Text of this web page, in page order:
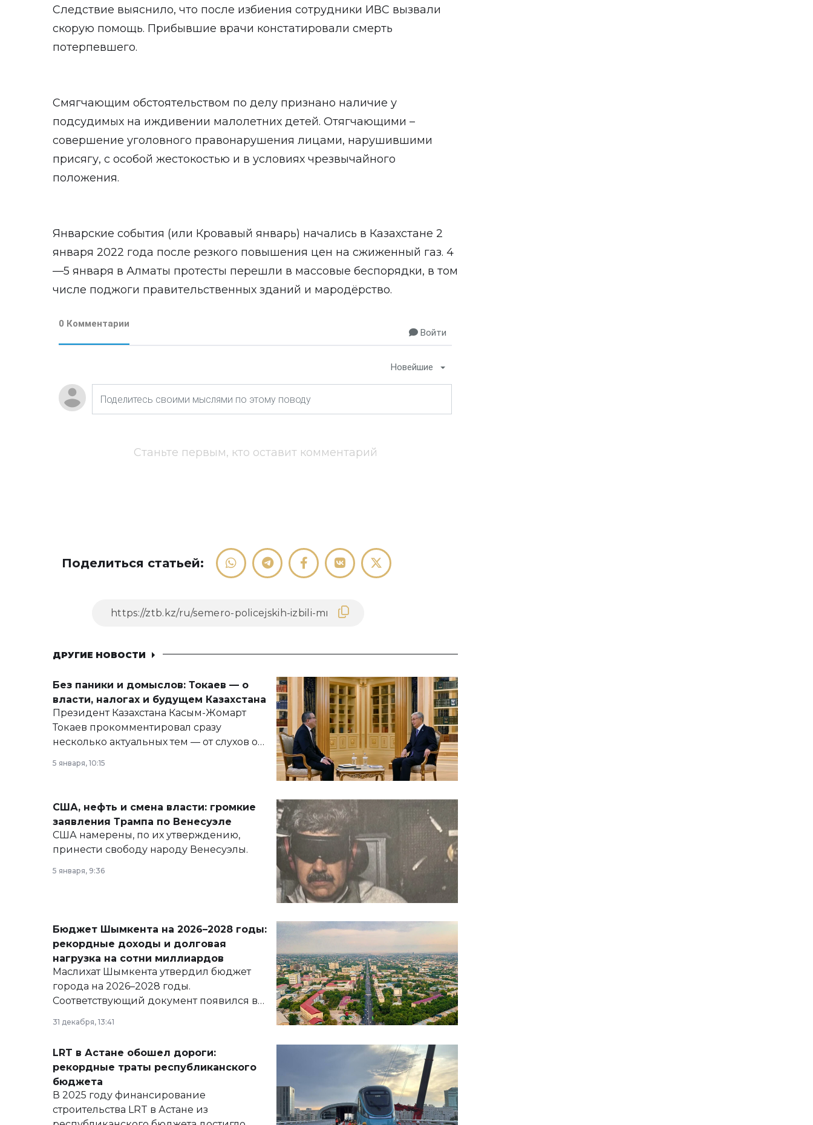
Следствие выяснило, что после избиения сотрудники ИВС вызвали
скорую помощь. Прибывшие врачи констатировали смерть
потерпевшего.
Смягчающим обстоятельством по делу признано наличие у
подсудимых на иждивении малолетних детей. Отягчающими –
совершение уголовного правонарушения лицами, нарушившими
присягу, с особой жестокостью и в условиях чрезвычайного
положения.
Январские события (или Кровавый январь) начались в Казахстане 2
января 2022 года после резкого повышения цен на сжиженный газ. 4
—5 января в Алматы протесты перешли в массовые беспорядки, в том
числе поджоги правительственных зданий и мародёрство.
0 Комментарии
Войти
Новейшие
Станьте первым, кто оставит комментарий
Поделиться статьей:
ДРУГИЕ НОВОСТИ
Без паники и домыслов: Токаев — о
власти, налогах и будущем Казахстана
Президент Казахстана Касым-Жомарт
Токаев прокомментировал сразу
несколько актуальных тем — от слухов о
армии, экономики и личного здоровья.
5 января, 10:15
США, нефть и смена власти: громкие
заявления Трампа по Венесуэле
США намерены, по их утверждению,
принести свободу народу Венесуэлы.
5 января, 9:36
Бюджет Шымкента на 2026–2028 годы:
рекордные доходы и долговая
нагрузка на сотни миллиардов
Маслихат Шымкента утвердил бюджет
города на 2026–2028 годы.
Соответствующий документ появился в
базе нормативных правовых актов и на
сайте маслихат города.
31 декабря, 13:41
LRT в Астане обошел дороги:
рекордные траты республиканского
бюджета
В 2025 году финансирование
строительства LRT в Астане из